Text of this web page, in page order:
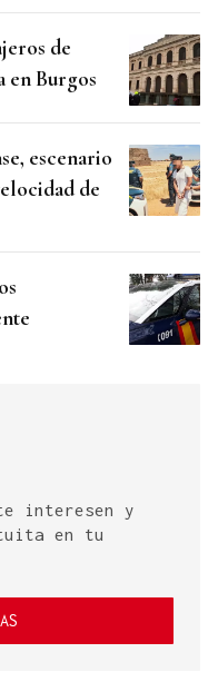
de
en Burgos
escenario
de
interesen y
en tu